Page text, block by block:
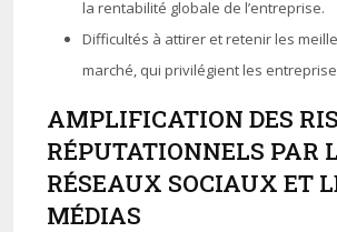
la rentabilité globale de l’entreprise.
Difficultés à attirer et retenir les
marché, qui privilégient les
AMPLIFICATION DES
RÉPUTATIONNELS PAR
RÉSEAUX SOCIAUX ET
MÉDIAS